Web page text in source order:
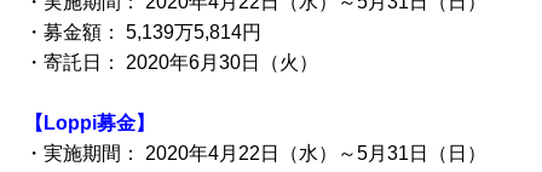
・募金額： 5,139万5,814円
・寄託日： 2020年6月30日（火）
【Loppi募金】
・実施期間： 2020年4月22日（水）～5月31日（日）